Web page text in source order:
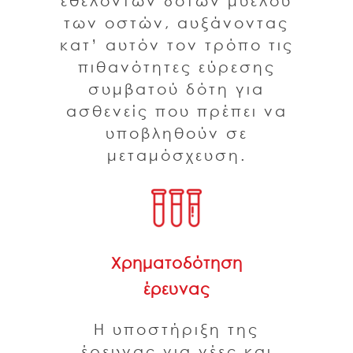
των οστών, αυξάνοντας
κατ’ αυτόν τον τρόπο τις
πιθανότητες εύρεσης
συμβατού δότη για
ασθενείς που πρέπει να
υποβληθούν σε
μεταμόσχευση.
Χρηματοδότηση
έρευνας
Η υποστήριξη της